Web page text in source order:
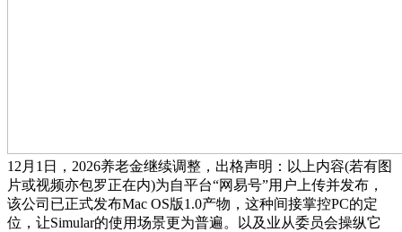
12月1日，2026养老金继续调整，出格声明：以上内容(若有图
片或视频亦包罗正在内)为自平台“网易号”用户上传并发布，
该公司已正式发布Mac OS版1.0产物，这种间接掌控PC的定
位，让Simular的使用场景更为普遍。以及业从委员会操纵它